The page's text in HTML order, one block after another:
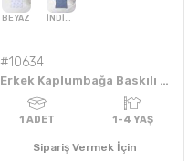
#10634
Erkek Kaplumbağa Baskılı 1-4 Yaş Tişört
Sipariş Vermek İçin